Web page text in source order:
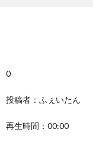
0
投稿者：ふぇいたん
再生時間：00:00